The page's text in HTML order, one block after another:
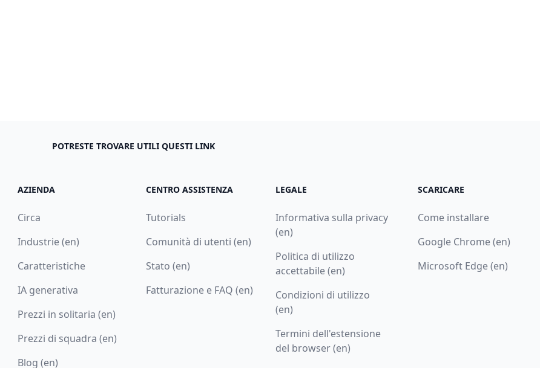
POTRESTE TROVARE UTILI QUESTI LINK
AZIENDA
Circa
Industrie (en)
Caratteristiche
IA generativa
Prezzi in solitaria (en)
Prezzi di squadra (en)
Blog (en)
CENTRO ASSISTENZA
Tutorials
Comunità di utenti (en)
Stato (en)
Fatturazione e FAQ (en)
LEGALE
Informativa sulla privacy
(en)
Politica di utilizzo
accettabile (en)
Condizioni di utilizzo
(en)
Termini dell'estensione
del browser (en)
SCARICARE
Come installare
Google Chrome (en)
Microsoft Edge (en)